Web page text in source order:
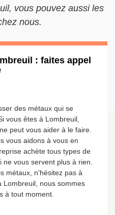
vous pouvez aussi les
nous.
: faites appel
des métaux qui se
vous êtes à Lombreuil,
peut vous aider à le faire.
vous aidons à vous en
achète tous types de
vous servent plus à rien.
métaux, n’hésitez pas à
Lombreuil, nous sommes
à tout moment.